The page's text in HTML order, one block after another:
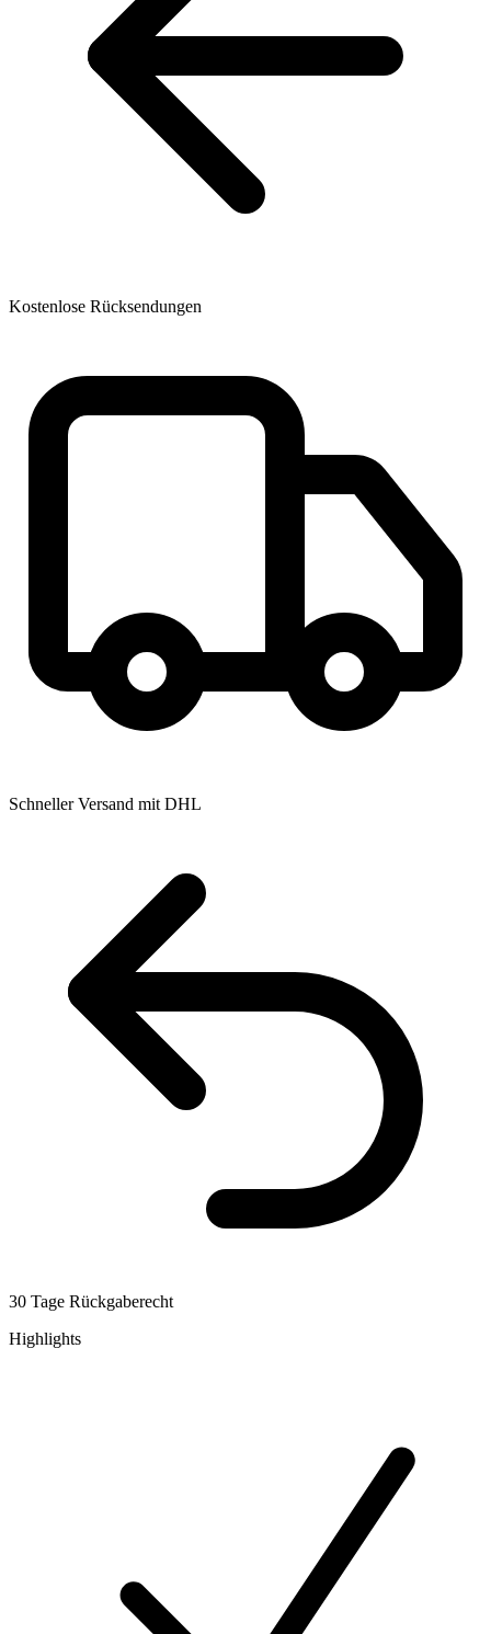
Kostenlose Rücksendungen
Schneller Versand mit DHL
30 Tage Rückgaberecht
Highlights